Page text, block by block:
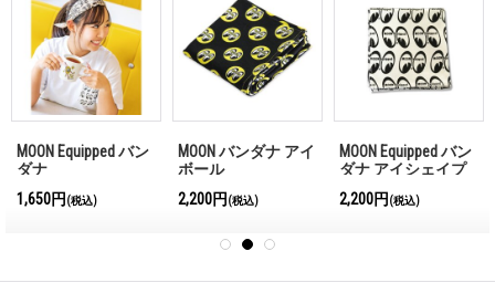
MOON Equipped バン
ダナ
1,650円 (税込)
MOON バンダナ アイ
ボール
2,200円 (税込)
MOON Equipped バン
ダナ アイシェイプ
2,200円 (税込)